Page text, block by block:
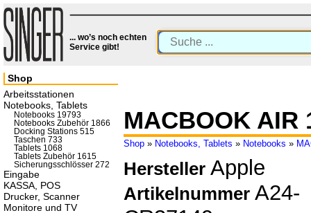
... wo’s noch echten
Service gibt!
MACBOOK AIR
Shop » Notebooks, Tablets » Notebooks »
Hersteller Apple
Artikelnummer A24-
Shop
Arbeitsstationen
Notebooks, Tablets
Notebooks 19793
Notebooks Zubehör 1866
Docking Stations 515
Taschen 733
Tablets 1068
Tablets Zubehör 1615
Sicherungsschlösser 272
Eingabe
KASSA, POS
Drucker, Scanner
Monitore und TV